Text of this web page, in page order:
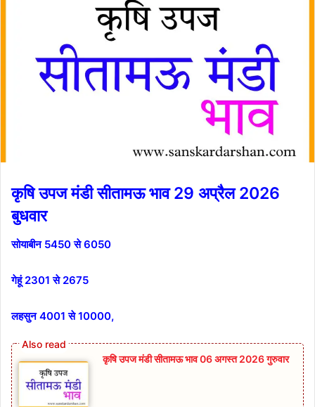
कृषि उपज मंडी सीतामऊ भाव 29 अप्रैल 2026
बुधवार
सोयाबीन 5450 से 6050
गेहूं 2301 से 2675
लहसुन 4001 से 10000,
कृषि उपज मंडी सीतामऊ भाव 06 अगस्त 2026 गुरुवार